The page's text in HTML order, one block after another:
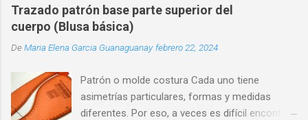
Trazado patrón base parte superior del
cuerpo (Blusa básica)
DeMaria Elena Garcia Guanaguanay febrero 22, 2024
Patrón o molde costura Cada uno tiene
asimetrías particulares, formas y medidas
diferentes. Por eso, a veces es difícil encontrar